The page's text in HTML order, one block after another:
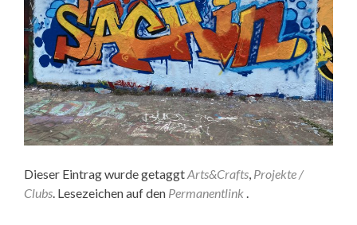
Dieser Eintrag wurde getaggtArts&Crafts Projekte /
Clubs . Lesezeichen auf den Permanentlink